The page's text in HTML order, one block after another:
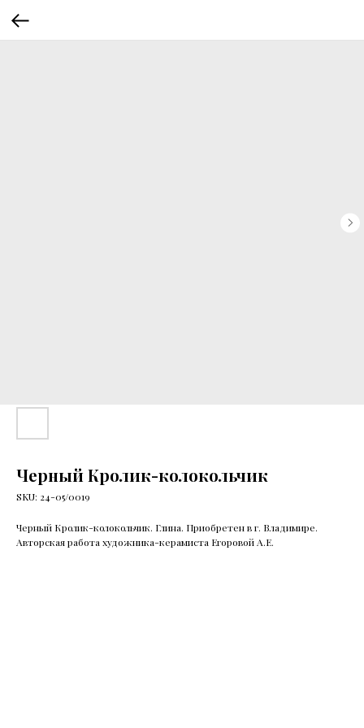
Черный Кролик-колокольчик
SKU: 24-05/0019
Черный Кролик-колокольчик. Глина. Приобретен в г. Владимире.
Авторская работа художника-керамиста Егоровой А.Е.